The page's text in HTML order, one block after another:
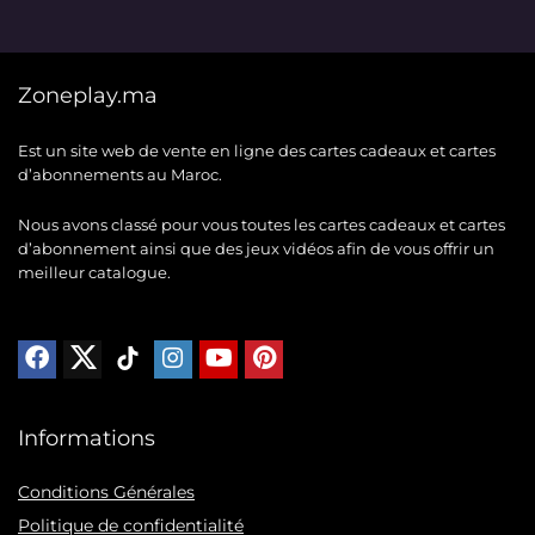
118 MAD.98 MAD.
637 MAD.598 MAD.
Zoneplay.ma
Est un site web de vente en ligne des cartes cadeaux et cartes
d’abonnements au Maroc.
Nous avons classé pour vous toutes les cartes cadeaux et cartes
d’abonnement ainsi que des jeux vidéos afin de vous offrir un
meilleur catalogue.
Informations
Conditions Générales
Politique de confidentialité